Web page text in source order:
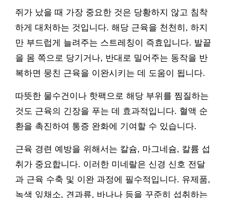
쥐가 났을 때 가장 중요한 것은 당황하지 않고 침착
하게 대처하는 것입니다. 해당 근육을 천천히, 하지
만 부드럽게 늘려주는 스트레칭이 즉효입니다. 발끝
을 몸 쪽으로 당기거나, 반대로 밀어주는 동작을 반
복하면 뭉친 근육을 이완시키는 데 도움이 됩니다.
따뜻한 물수건이나 핫팩으로 해당 부위를 찜질하는
것도 근육의 긴장을 푸는 데 효과적입니다. 혈액 순
환을 촉진하여 통증 완화에 기여할 수 있습니다.
근육 경련 예방을 위해서는 칼슘, 마그네슘, 칼륨 섭
취가 중요합니다. 이러한 미네랄은 신경 신호 전달
과 근육 수축 및 이완 과정에 필수적입니다. 유제품,
녹색 잎채소, 견과류, 바나나 등을 꾸준히 섭취하는